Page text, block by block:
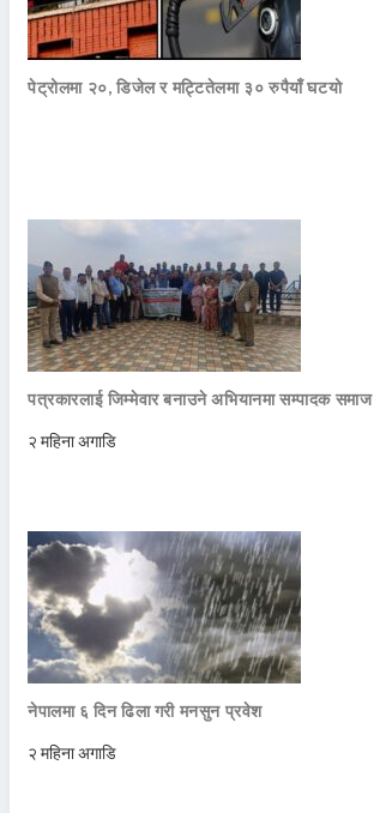
पेट्रोलमा २०, डिजेल र मट्टितेलमा ३० रुपैयाँ घटयो
पत्रकारलाई जिम्मेवार बनाउने अभियानमा सम्पादक समाज
२ महिना अगाडि
नेपालमा ६ दिन ढिला गरी मनसुन प्रवेश
२ महिना अगाडि